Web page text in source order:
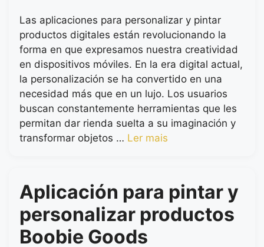
Las aplicaciones para personalizar y pintar
productos digitales están revolucionando la
forma en que expresamos nuestra creatividad
en dispositivos móviles. En la era digital actual,
la personalización se ha convertido en una
necesidad más que en un lujo. Los usuarios
buscan constantemente herramientas que les
permitan dar rienda suelta a su imaginación y
transformar objetos … Ler mais
Aplicación para pintar y
personalizar productos
Boobie Goods